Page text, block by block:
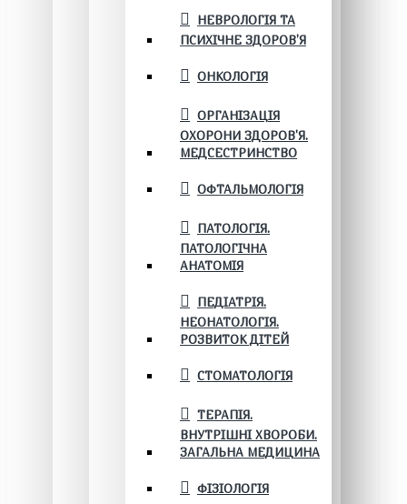
НЕВРОЛОГІЯ ТА
ПСИХІЧНЕ ЗДОРОВ’Я
ОНКОЛОГІЯ
ОРГАНІЗАЦІЯ
ОХОРОНИ ЗДОРОВ'Я.
МЕДСЕСТРИНСТВО
ОФТАЛЬМОЛОГІЯ
ПАТОЛОГІЯ.
ПАТОЛОГІЧНА
АНАТОМІЯ
ПЕДІАТРІЯ.
НЕОНАТОЛОГІЯ.
РОЗВИТОК ДІТЕЙ
СТОМАТОЛОГІЯ
ТЕРАПІЯ.
ВНУТРІШНІ ХВОРОБИ.
ЗАГАЛЬНА МЕДИЦИНА
ФІЗІОЛОГІЯ